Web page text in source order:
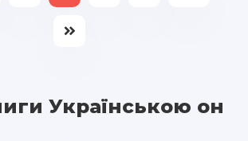
Українською